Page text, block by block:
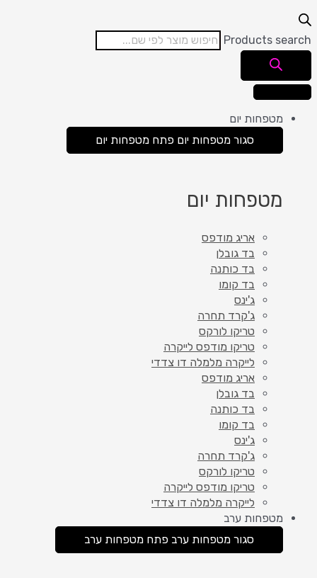
Products search
מטפחות יום
סגור מטפחות יום פתח מטפחות יום
מטפחות יום
אריג מודפס
בד גובלן
בד כותנה
בד קומו
ג'ינס
ג'קרד תחרה
טריקו לורקס
טריקו מודפס לייקרה
לייקרה מלמלה דו צדדי
אריג מודפס
בד גובלן
בד כותנה
בד קומו
ג'ינס
ג'קרד תחרה
טריקו לורקס
טריקו מודפס לייקרה
לייקרה מלמלה דו צדדי
מטפחות ערב
סגור מטפחות ערב פתח מטפחות ערב